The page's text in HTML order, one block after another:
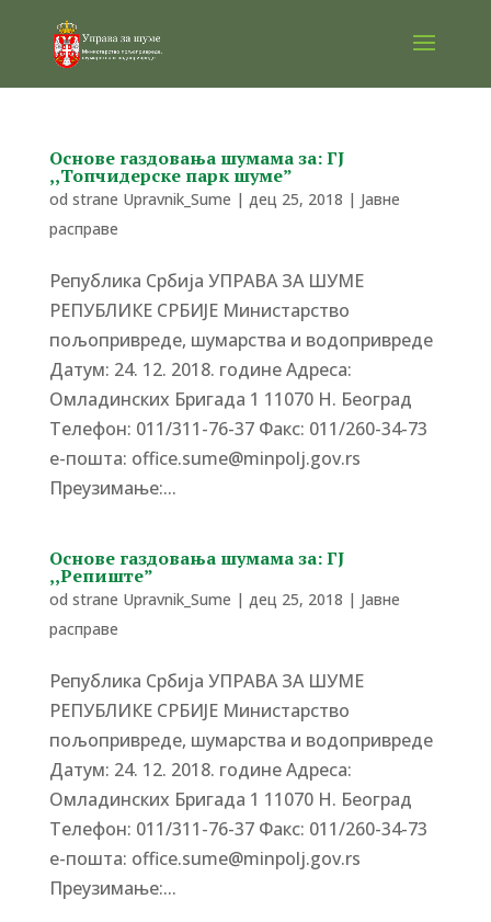
Основe газдовања шумама за: ГЈ
,,Топчидерске парк шуме”
od strane Upravnik_Sume | дец 25, 2018 | Јавне
расправе
Република Србија УПРАВА ЗА ШУМЕ
РЕПУБЛИКЕ СРБИЈЕ Министарство
пољопривреде, шумарства и водопривреде
Датум: 24. 12. 2018. године Адреса:
Омладинских Бригада 1 11070 Н. Београд
Tелефон: 011/311-76-37 Факс: 011/260-34-73
е-пошта: office.sume@minpolj.gov.rs
Преузимање:...
Основe газдовања шумама за: ГЈ
,,Репиште”
od strane Upravnik_Sume | дец 25, 2018 | Јавне
расправе
Република Србија УПРАВА ЗА ШУМЕ
РЕПУБЛИКЕ СРБИЈЕ Министарство
пољопривреде, шумарства и водопривреде
Датум: 24. 12. 2018. године Адреса:
Омладинских Бригада 1 11070 Н. Београд
Tелефон: 011/311-76-37 Факс: 011/260-34-73
е-пошта: office.sume@minpolj.gov.rs
Преузимање:...